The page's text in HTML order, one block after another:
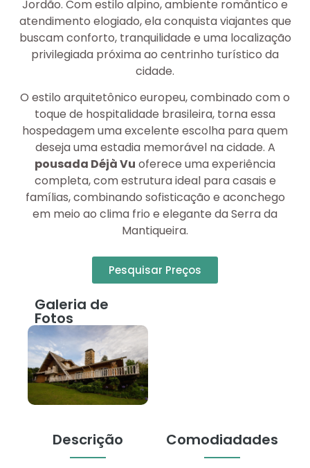
Jordão. Com estilo alpino, ambiente romântico e
atendimento elogiado, ela conquista viajantes que
buscam conforto, tranquilidade e uma localização
privilegiada próxima ao centrinho turístico da
cidade.
O estilo arquitetônico europeu, combinado com o
toque de hospitalidade brasileira, torna essa
hospedagem uma excelente escolha para quem
deseja uma estadia memorável na cidade. A
pousada Déjà Vu oferece uma experiência
completa, com estrutura ideal para casais e
famílias, combinando sofisticação e aconchego
em meio ao clima frio e elegante da Serra da
Mantiqueira.
Pesquisar Preços
Galeria de
Fotos
Descrição Comodiadades